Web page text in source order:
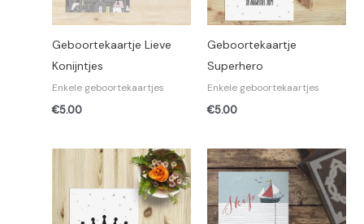
Geboortekaartje Lieve
Konijntjes
Enkele geboortekaartjes
€5.00
Geboortekaartje
Superhero
Enkele geboortekaartjes
€5.00